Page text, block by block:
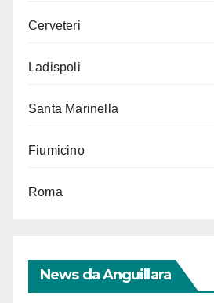
Cerveteri
Ladispoli
Santa Marinella
Fiumicino
Roma
News da Anguillara